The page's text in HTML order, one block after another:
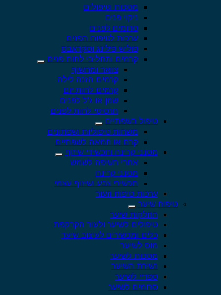
מסכות וטיפולים
ניקוי פנים
סרומים לפנים
ערכות לטיפוח הפנים
פוליש פילינג וסקראבס
קרמים ותחליבי לחות פנים
צוואר ומחשוף
קרמים הזנה לילה
קרמים לחות יום
שמן או ג'ל לפנים
תרסיסי לחות לפנים
טיפול בשפתיים
משחות טיפוליות ושפתונים
קרם או חמאה לשפתיים
מסנני קרינה ותכשירי שיזוף
אחרי חשיפה לשמש
מסנני קרינה
תכשירי צבע ושיזוף עצמי
ערכות טיפוח העור
טיפוח שיער
החלקות שיער
טיפולים לשיער ולעור הקרקפת
כלים ומכשירים לעיצוב שיער
מוס לשיער
מסכות לשיער
נשירת השיער
ספריי לשיער
סרומים לשיער